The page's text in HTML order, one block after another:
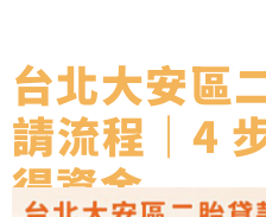
台北大安區
請流程｜4
得資金